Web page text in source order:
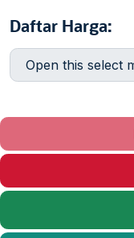
Daftar Harga: